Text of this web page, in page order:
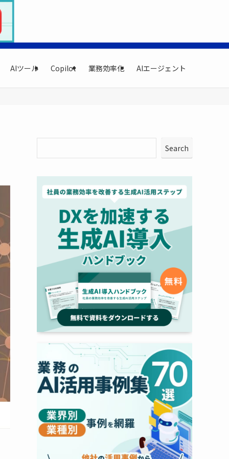
AIツール Copilot 業務効率化 AIエージェント
Search